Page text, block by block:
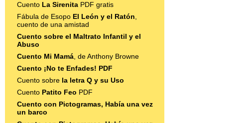
Cuento La Sirenita PDF gratis
Fábula de Esopo El León y el Ratón,
cuento de una amistad
Cuento sobre el Maltrato Infantil y el
Abuso
Cuento Mi Mamá, de Anthony Browne
Cuento ¡No te Enfades! PDF
Cuento sobre la letra Q y su Uso
Cuento Patito Feo PDF
Cuento con Pictogramas, Había una vez
un barco